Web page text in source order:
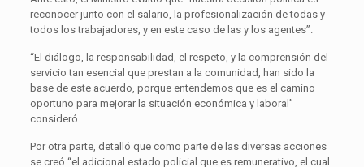
reconocer junto con el salario, la profesionalización de todas y
todos los trabajadores, y en este caso de las y los agentes”.
“El diálogo, la responsabilidad, el respeto, y la comprensión del
servicio tan esencial que prestan a la comunidad, han sido la
base de este acuerdo, porque entendemos que es el camino
oportuno para mejorar la situación económica y laboral”
consideró.
Por otra parte, detalló que como parte de las diversas acciones
se creó “el adicional estado policial que es remunerativo, el cual